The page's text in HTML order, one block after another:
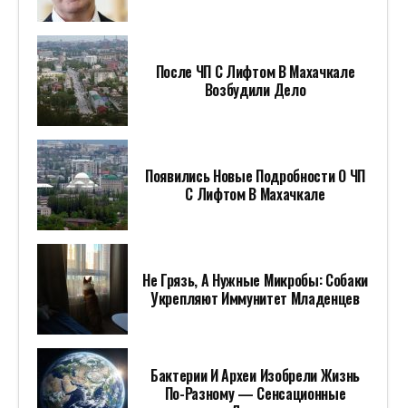
После ЧП С Лифтом В Махачкале
Возбудили Дело
Появились Новые Подробности О ЧП
С Лифтом В Махачкале
Не Грязь, А Нужные Микробы: Собаки
Укрепляют Иммунитет Младенцев
Бактерии И Археи Изобрели Жизнь
По-Разному — Сенсационные